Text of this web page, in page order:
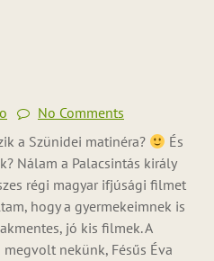
No Comments
a Szünidei matinéra?
És
Nálam a Palacsintás király
régi magyar ifjúsági filmet
hogy a gyermekeimnek is
jó kis filmek. A
nekünk, Fésűs Éva